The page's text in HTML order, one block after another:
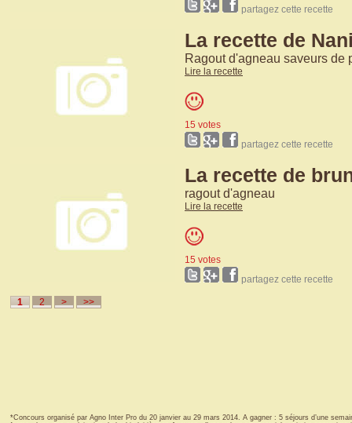
partagez cette recette
La recette de
Ragout d'agneau saveurs de
Lire la recette
15 votes
partagez cette recette
La recette de
ragout d'agneau
Lire la recette
15 votes
partagez cette recette
1 2 > >>
*Concours organisé par Agno Inter Pro du 20 janvier au 29 mars 2014. A gagner : 5 séjours d’une